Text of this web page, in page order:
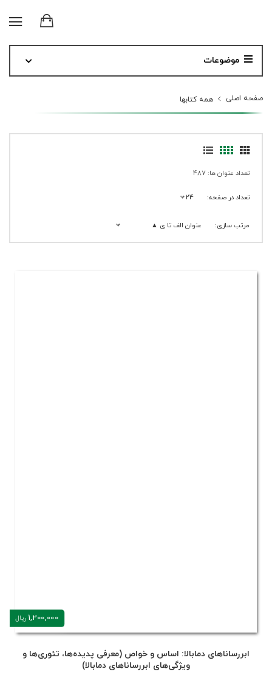
موضوعات
صفحه اصلی همه کتابها
تعداد عنوان ها: 487
تعداد در صفحه: 24
مرتب سازی: عنوان الف تا ی ▲
1,200,000 ریال
ابررساناهای دمابالا: اساس و خواص (معرفی پدیده‌ها، تئوری‌ها و
ویژگی‌های ابررساناهای دمابالا)